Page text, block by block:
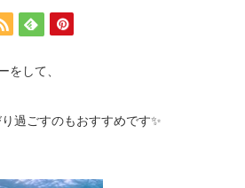
をして、
過ごすのもおすすめです✨